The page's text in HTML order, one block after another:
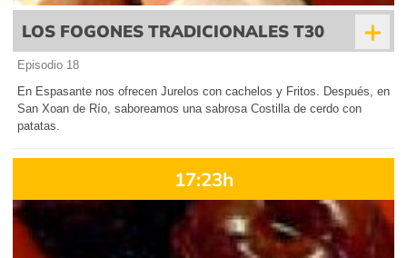
LOS FOGONES TRADICIONALES T30 +
Episodio 18
En Espasante nos ofrecen Jurelos con cachelos y Fritos. Después, en
San Xoan de Río, saboreamos una sabrosa Costilla de cerdo con
patatas.
17:23h